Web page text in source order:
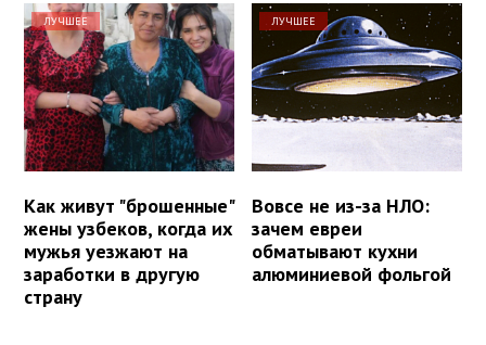
ЛУЧШЕЕ
Как живут "брошенные"
жены узбеков, когда их
мужья уезжают на
заработки в другую
страну
ЛУЧШЕЕ
Вовсе не из-за НЛО:
зачем евреи
обматывают кухни
алюминиевой фольгой